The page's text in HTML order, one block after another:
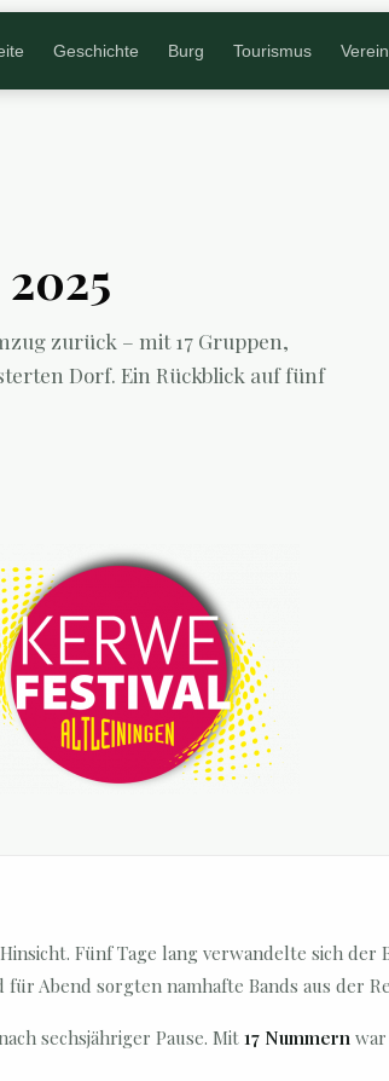
Geschichte Burg Tourismus
zurück – mit 17 Gruppen,
Dorf. Ein Rückblick auf fünf
Fünf Tage lang verwandelte sich der
Abend sorgten namhafte Bands aus der
sechsjähriger Pause. Mit17 Nummern